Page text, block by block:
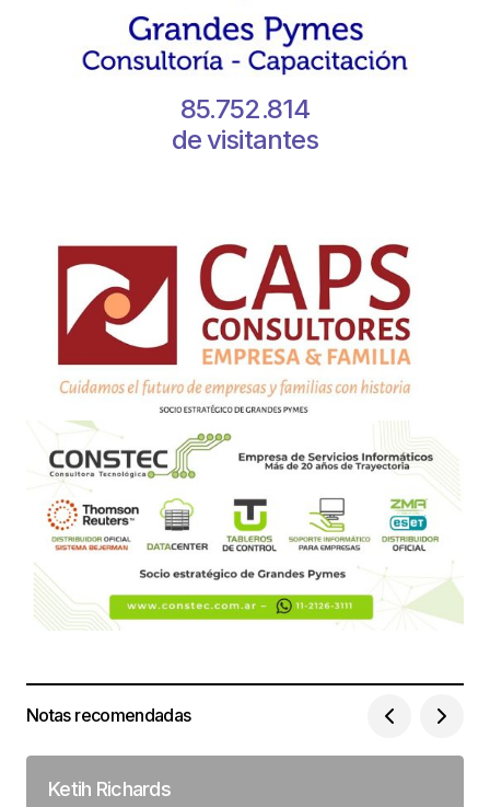
85.752.814
de visitantes
Notas recomendadas
Ketih Richards